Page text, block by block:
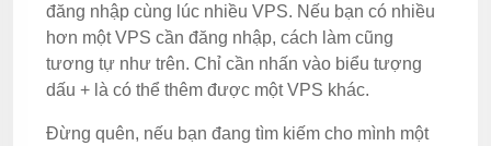
đăng nhập cùng lúc nhiều VPS. Nếu bạn có nhiều
hơn một VPS cần đăng nhập, cách làm cũng
tương tự như trên. Chỉ cần nhấn vào biểu tượng
dấu + là có thể thêm được một VPS khác.
Đừng quên, nếu bạn đang tìm kiếm cho mình một